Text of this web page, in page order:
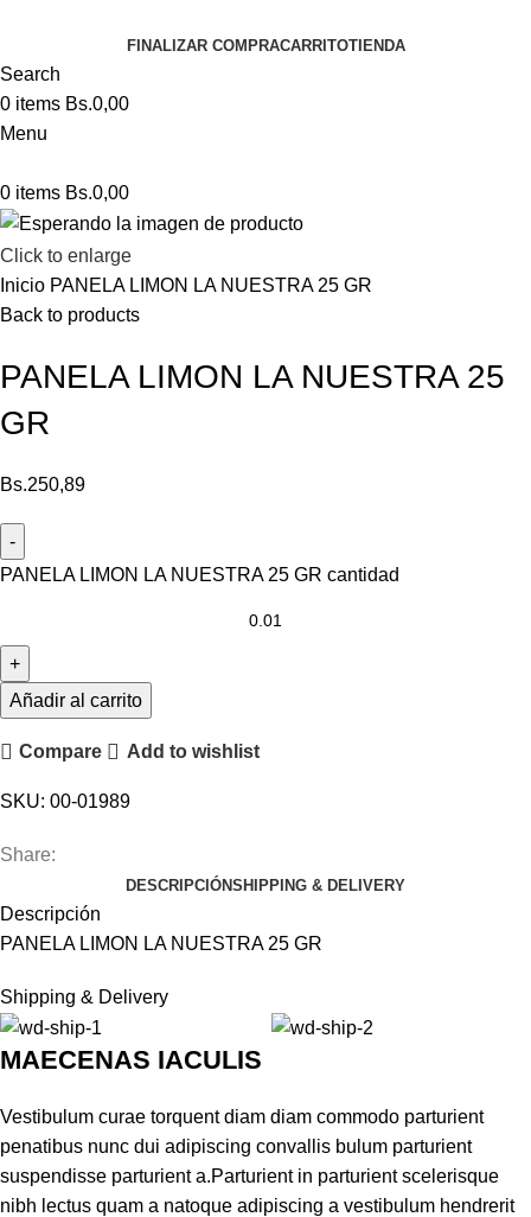
FINALIZAR COMPRACARRITOTIENDA
Search
0 items Bs.0,00
Menu
0 items Bs.0,00
Click to enlarge
Inicio PANELA LIMON LA NUESTRA 25 GR
Back to products
PANELA LIMON LA NUESTRA 25
GR
Bs.250,89
PANELA LIMON LA NUESTRA 25 GR cantidad
Añadir al carrito
Compare Add to wishlist
SKU: 00-01989
Share:
DESCRIPCIÓNSHIPPING & DELIVERY
Descripción
PANELA LIMON LA NUESTRA 25 GR
Shipping & Delivery
MAECENAS IACULIS
Vestibulum curae torquent diam diam commodo parturient
penatibus nunc dui adipiscing convallis bulum parturient
suspendisse parturient a.Parturient in parturient scelerisque
nibh lectus quam a natoque adipiscing a vestibulum hendrerit